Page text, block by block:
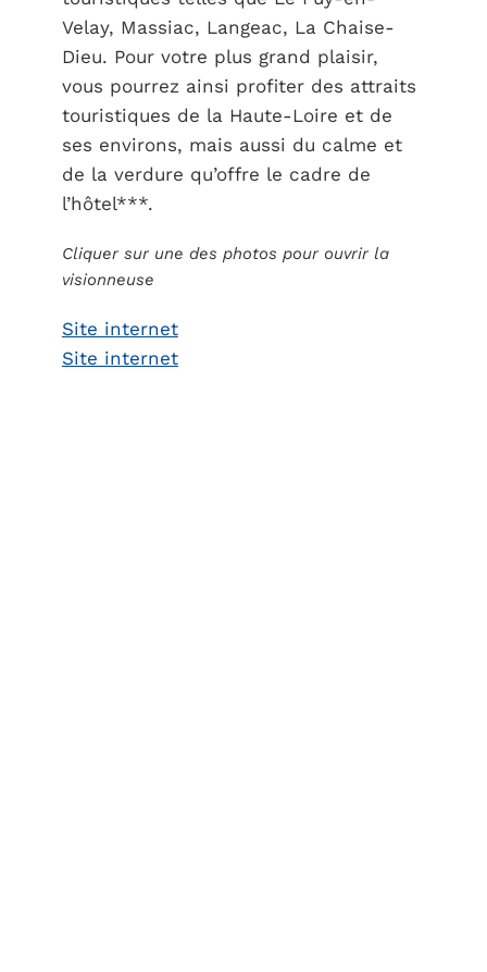
Velay, Massiac, Langeac, La Chaise-
Dieu. Pour votre plus grand plaisir,
vous pourrez ainsi profiter des attraits
touristiques de la Haute-Loire et de
ses environs, mais aussi du calme et
de la verdure qu’offre le cadre de
l’hôtel***.
Cliquer sur une des photos pour ouvrir la
visionneuse
Site internet
Site internet